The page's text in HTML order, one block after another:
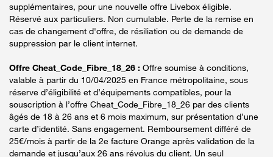
supplémentaires, pour une nouvelle offre Livebox éligible.
Réservé aux particuliers. Non cumulable. Perte de la remise en
cas de changement d'offre, de résiliation ou de demande de
suppression par le client internet.
Offre Cheat_Code_Fibre_18_26 : Offre soumise à conditions,
valable à partir du 10/04/2025 en France métropolitaine, sous
réserve d’éligibilité et d’équipements compatibles, pour la
souscription à l’offre Cheat_Code_Fibre_18_26 par des clients
âgés de 18 à 26 ans et 6 mois maximum, sur présentation d’une
carte d’identité. Sans engagement. Remboursement différé de
25€/mois à partir de la 2e facture Orange après validation de la
demande et jusqu’aux 26 ans révolus du client. Un seul